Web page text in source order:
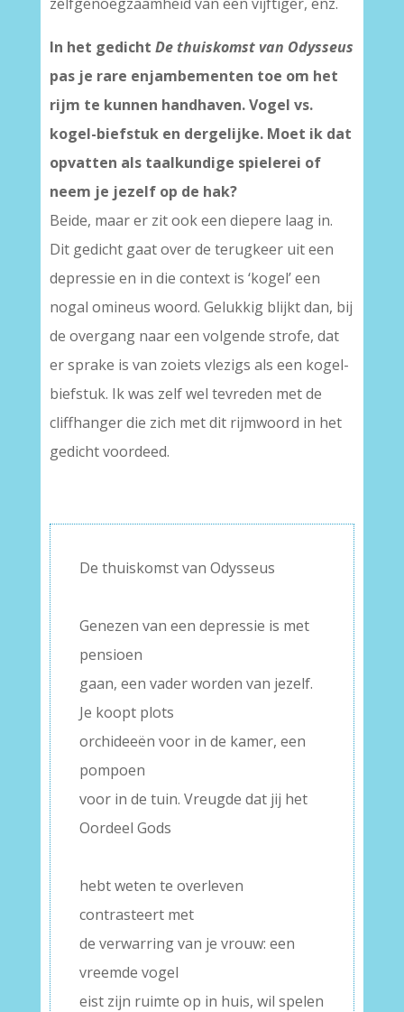
In het gedicht De thuiskomst van Odysseus
pas je rare enjambementen toe om het
rijm te kunnen handhaven. Vogel vs.
kogel-biefstuk en dergelijke. Moet ik dat
opvatten als taalkundige spielerei of
neem je jezelf op de hak?
Beide, maar er zit ook een diepere laag in.
Dit gedicht gaat over de terugkeer uit een
depressie en in die context is ‘kogel’ een
nogal omineus woord. Gelukkig blijkt dan, bij
de overgang naar een volgende strofe, dat
er sprake is van zoiets vlezigs als een kogel-
biefstuk. Ik was zelf wel tevreden met de
cliffhanger die zich met dit rijmwoord in het
gedicht voordeed.
De thuiskomst van Odysseus
Genezen van een depressie is met
pensioen
gaan, een vader worden van jezelf.
Je koopt plots
orchideeën voor in de kamer, een
pompoen
voor in de tuin. Vreugde dat jij het
Oordeel Gods
hebt weten te overleven
contrasteert met
de verwarring van je vrouw: een
vreemde vogel
eist zijn ruimte op in huis, wil spelen